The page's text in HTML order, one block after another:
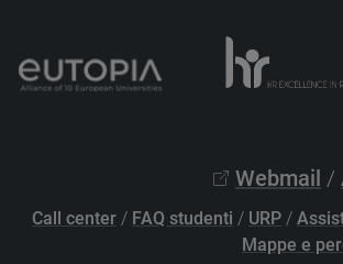
Webmail /
Call center / FAQ studenti / URP /
Mappe e